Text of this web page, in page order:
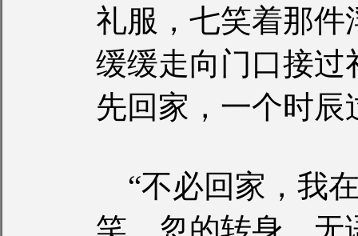
礼服，七笑着那件
缓缓走向门口接过
先回家，一个时辰
“不必回家，我